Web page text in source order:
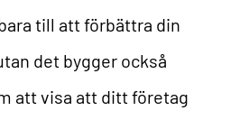
till att förbättra din
det bygger också
att visa att ditt företag